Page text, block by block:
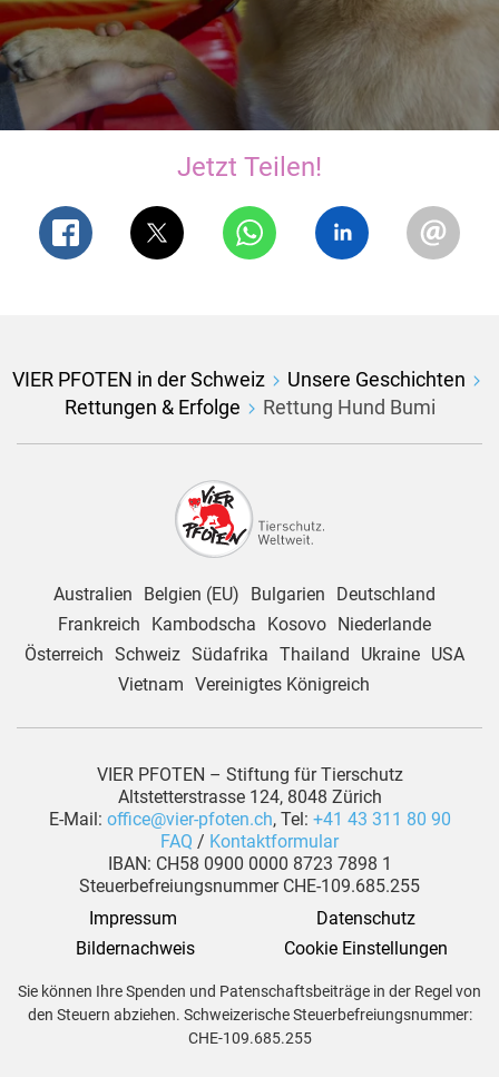
Jetzt Teilen!
VIER PFOTEN in der Schweiz
Unsere Geschichten
Rettungen & Erfolge
Rettung Hund Bumi
Australien Belgien (EU) Bulgarien
Deutschland
Frankreich
Kambodscha Kosovo
Niederlande
Österreich Schweiz Südafrika Thailand Ukraine
USA
Vietnam Vereinigtes Königreich
VIER PFOTEN – Stiftung für Tierschutz
Altstetterstrasse 124, 8048 Zürich
E-Mail: office@vier-pfoten.ch, Tel: +41 43 311 80 90
FAQ / Kontaktformular
IBAN: CH58 0900 0000 8723 7898 1
Steuerbefreiungsnummer CHE-109.685.255
Impressum
Datenschutz
Bildernachweis
Cookie Einstellungen
Sie können Ihre Spenden und Patenschaftsbeiträge in der Regel von
den Steuern abziehen. Schweizerische Steuerbefreiungsnummer:
CHE-109.685.255